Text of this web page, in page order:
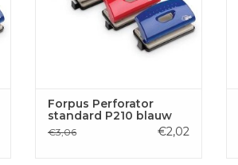
Forpus Perforator
standard P210 blauw
€3,06 €2,02